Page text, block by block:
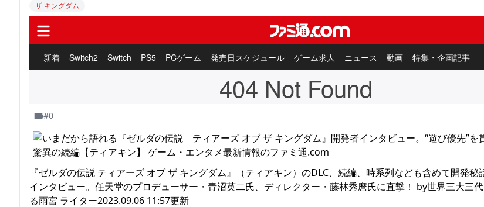
ザ キングダム
#0
『ゼルダの伝説 ティアーズ オブ ザ キングダム』（ティアキン）のDLC、続編、時系列なども含めて開発秘
インタビュー。任天堂のプロデューサー・青沼英二氏、ディレクター・藤林秀麿氏に直撃！ by世界三大三
る雨宮 ライター2023.09.06 11:57更新